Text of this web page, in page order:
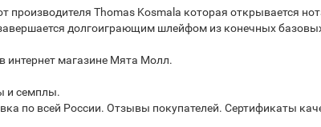
Thomas Kosmala которая открывается
долгоиграющим шлейфом из конечных
интернет магазине Мята Молл.
и семплы.
по всей России. Отзывы покупателей. Сертификаты